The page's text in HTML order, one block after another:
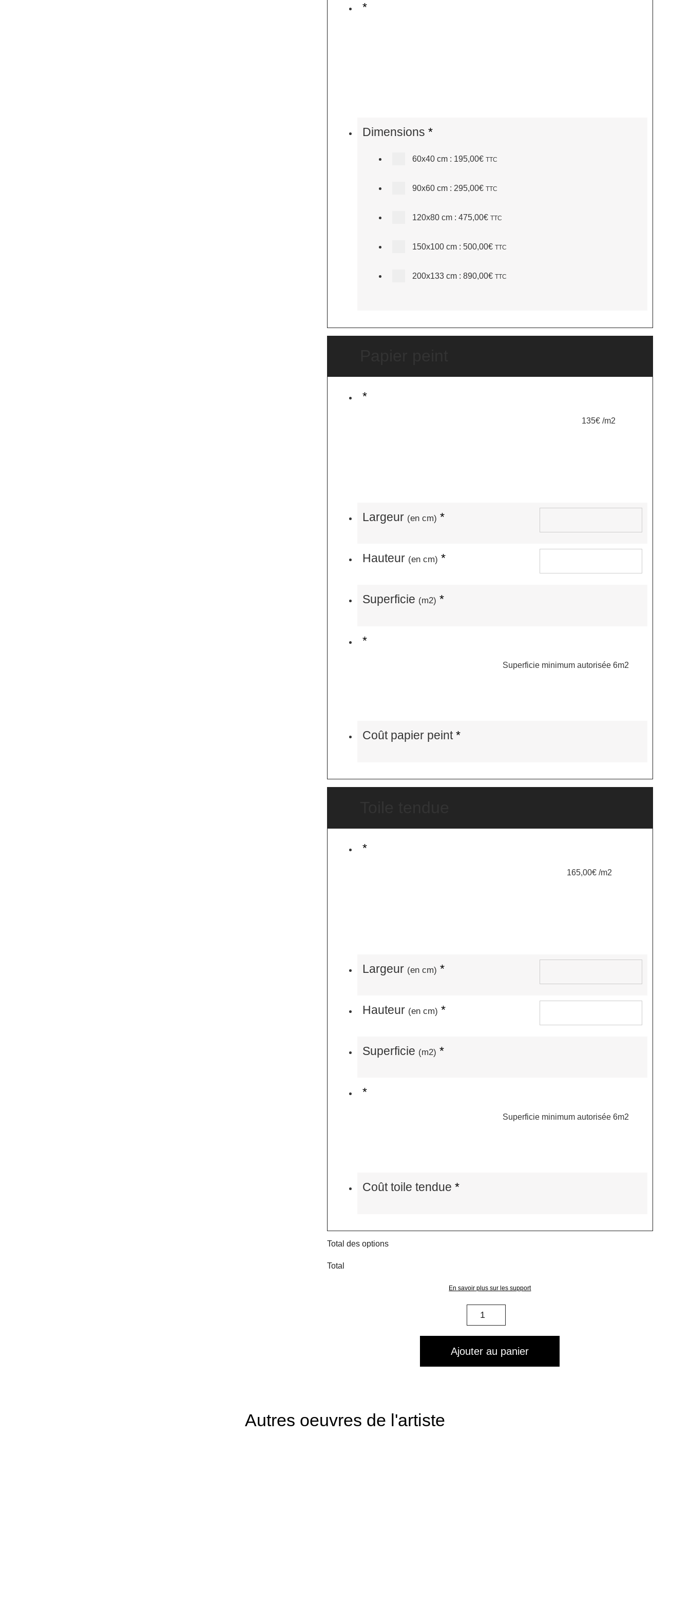
*
Dimensions *
60x40 cm: 195,00€ TTC
90x60 cm: 295,00€ TTC
120x80 cm: 475,00€ TTC
150x100 cm: 500,00€ TTC
200x133 cm: 890,00€ TTC
*
135€ /m2
Largeur (en cm) *
Hauteur (en cm) *
Superficie (m2) *
*
Superficie minimum autorisée 6m2
Coût papier peint*
*
165,00€ /m2
Largeur (en cm) *
Hauteur (en cm) *
Superficie (m2) *
*
Superficie minimum autorisée 6m2
Coût toile tendue *
Total des options
Total
En savoir plus sur les support
quantité
de
003014
Ajouter au panier
Autres oeuvres de l'artiste